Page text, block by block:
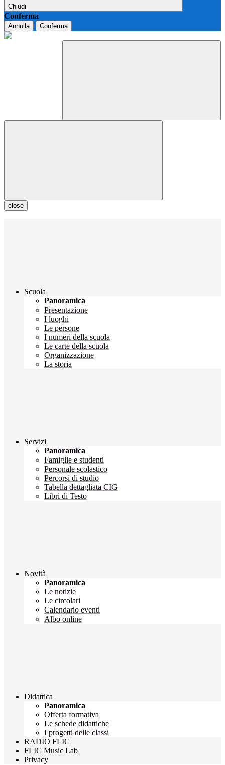
Chiudi
Conferma
Annulla Conferma
close
Scuola
Panoramica
Presentazione
I luoghi
Le persone
I numeri della scuola
Le carte della scuola
Organizzazione
La storia
Servizi
Panoramica
Famiglie e studenti
Personale scolastico
Percorsi di studio
Tabella dettagliata CIG
Libri di Testo
Novità
Panoramica
Le notizie
Le circolari
Calendario eventi
Albo online
Didattica
Panoramica
Offerta formativa
Le schede didattiche
I progetti delle classi
RADIO FLIC
FLIC Music Lab
Privacy